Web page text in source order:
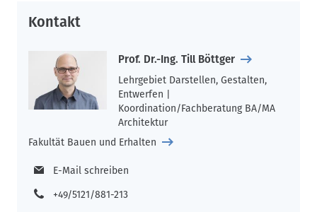
Kontakt
Prof. Dr.-Ing. Till Böttger
Lehrgebiet Darstellen, Gestalten,
Entwerfen |
Koordination/Fachberatung BA/MA
Architektur
Fakultät Bauen und Erhalten
E-Mail schreiben
+49/5121/881-213